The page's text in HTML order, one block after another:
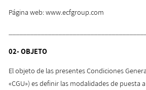
Página web: www.ecfgroup.com
02-OBJETO
El objeto de las presentes Condiciones
«CGU») es definir las modalidades de puesta